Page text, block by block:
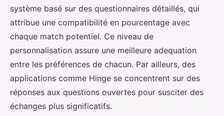
système basé sur des questionnaires détaillés, qui
attribue une compatibilité en pourcentage avec
chaque match potentiel. Ce niveau de
personnalisation assure une meilleure adequation
entre les préférences de chacun. Par ailleurs, des
applications comme Hinge se concentrent sur des
réponses aux questions ouvertes pour susciter des
échanges plus significatifs.